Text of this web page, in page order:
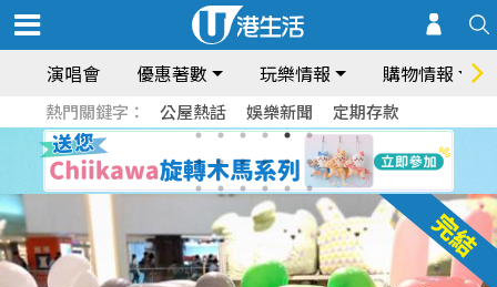
演唱會 優惠著數 玩樂情報 購物情報
熱門關鍵字： 公屋熱話 娛樂新聞 定期存款